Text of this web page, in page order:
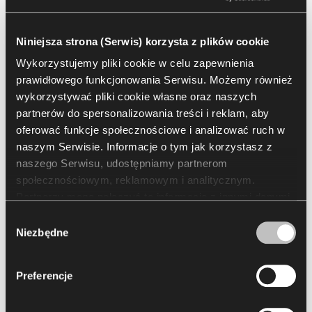
Niniejsza strona (Serwis) korzysta z plików cookie
Wykorzystujemy pliki cookie w celu zapewnienia
prawidłowego funkcjonowania Serwisu. Możemy również
wykorzystywać pliki cookie własne oraz naszych
partnerów do spersonalizowania treści i reklam, aby
oferować funkcje społecznościowe i analizować ruch w
naszym Serwisie. Informacje o tym jak korzystasz z
naszego Serwisu, udostępniamy partnerom
społecznościowym, reklamowym i analitycznym.
korzystania z ich usług. Korzystanie z plików cookie
preferencji użytkownika wymaga Twojej zgody, którą
możesz wyrazić, klikając „Zezwól na wszystkie”. Jeżeli
zgody
Niezbędne
Preferencje
Katarzyna Galas-Koba
Trener, Expert w PZU, właścicielka marki
GoodRozwoj.pl